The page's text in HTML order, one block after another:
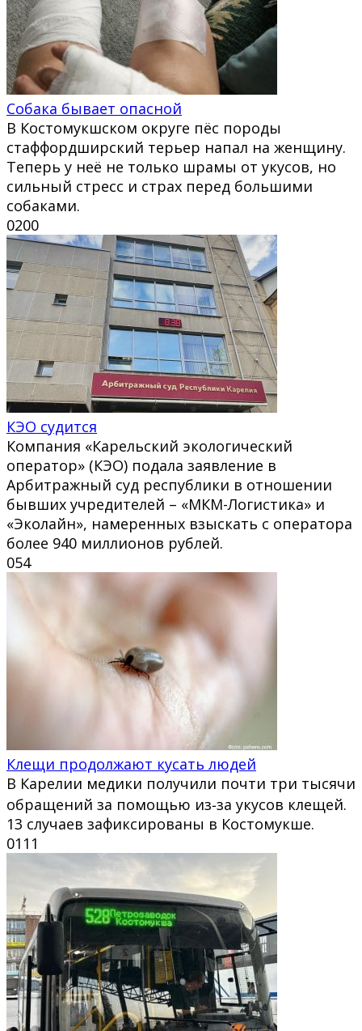
Собака бывает опасной
В Костомукшском округе пёс породы
стаффордширский терьер напал на женщину.
Теперь у неё не только шрамы от укусов, но
сильный стресс и страх перед большими
собаками.
0200
КЭО судится
Компания «Карельский экологический
оператор» (КЭО) подала заявление в
Арбитражный суд республики в отношении
бывших учредителей – «МКМ-Логистика» и
«Эколайн», намеренных взыскать с оператора
более 940 миллионов рублей.
054
Клещи продолжают кусать людей
В Карелии медики получили почти три тысячи
обращений за помощью из‑за укусов клещей.
13 случаев зафиксированы в Костомукше.
0111